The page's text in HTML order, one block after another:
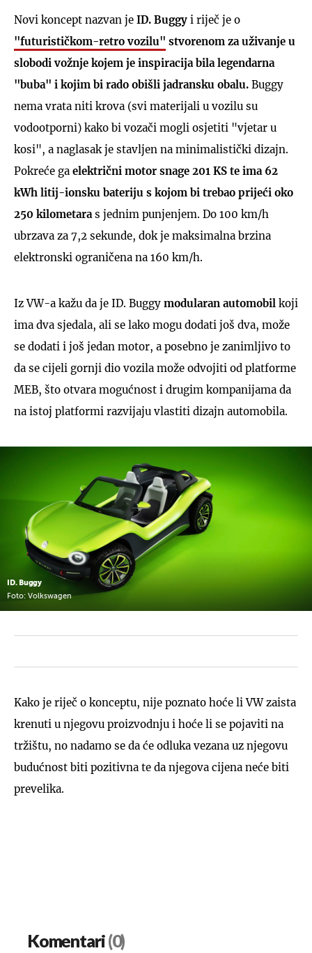
Novi koncept nazvan je ID. Buggy i riječ je o
"futurističkom-retro vozilu" stvorenom za uživanje u
slobodi vožnje kojem je inspiracija bila legendarna
"buba" i kojim bi rado obišli jadransku obalu. Buggy
nema vrata niti krova (svi materijali u vozilu su
vodootporni) kako bi vozači mogli osjetiti "vjetar u
kosi", a naglasak je stavljen na minimalistički dizajn.
Pokreće ga električni motor snage 201 KS te ima 62
kWh litij-ionsku bateriju s kojom bi trebao prijeći oko
250 kilometara s jednim punjenjem. Do 100 km/h
ubrzava za 7,2 sekunde, dok je maksimalna brzina
elektronski ograničena na 160 km/h.
Iz VW-a kažu da je ID. Buggy modularan automobil koji
ima dva sjedala, ali se lako mogu dodati još dva, može
se dodati i još jedan motor, a posebno je zanimljivo to
da se cijeli gornji dio vozila može odvojiti od platforme
MEB, što otvara mogućnost i drugim kompanijama da
na istoj platformi razvijaju vlastiti dizajn automobila.
ID. Buggy
Foto: Volkswagen
Kako je riječ o konceptu, nije poznato hoće li VW zaista
krenuti u njegovu proizvodnju i hoće li se pojaviti na
tržištu, no nadamo se da će odluka vezana uz njegovu
budućnost biti pozitivna te da njegova cijena neće biti
prevelika.
Komentari(0)